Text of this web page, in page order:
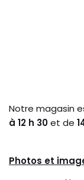
Notre magasin
à 12 h 30et de
Photos et